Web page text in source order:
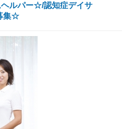
ヘルパー☆/認知症デイサ
集☆